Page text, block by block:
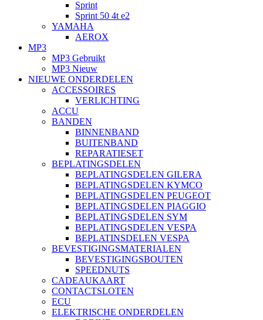
Sprint
Sprint 50 4t e2
YAMAHA
AEROX
MP3
MP3 Gebruikt
MP3 Nieuw
NIEUWE ONDERDELEN
ACCESSOIRES
VERLICHTING
ACCU
BANDEN
BINNENBAND
BUITENBAND
REPARATIESET
BEPLATINGSDELEN
BEPLATINGSDELEN GILERA
BEPLATINGSDELEN KYMCO
BEPLATINGSDELEN PEUGEOT
BEPLATINGSDELEN PIAGGIO
BEPLATINGSDELEN SYM
BEPLATINGSDELEN VESPA
BEPLATINSDELEN VESPA
BEVESTIGINGSMATERIALEN
BEVESTIGINGSBOUTEN
SPEEDNUTS
CADEAUKAART
CONTACTSLOTEN
ECU
ELEKTRISCHE ONDERDELEN